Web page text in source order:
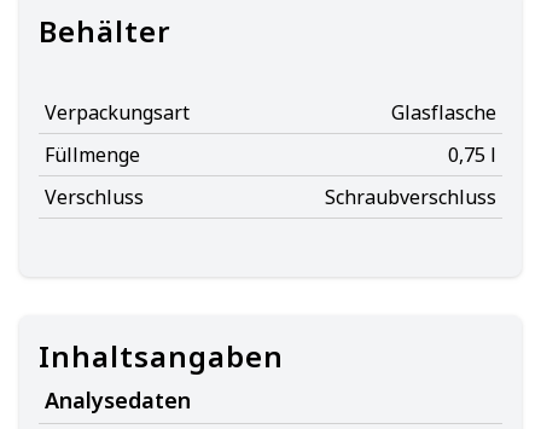
Behälter
Verpackungsart
Glasflasche
Füllmenge
0,75 l
Verschluss
Schraubverschluss
Inhaltsangaben
Analysedaten